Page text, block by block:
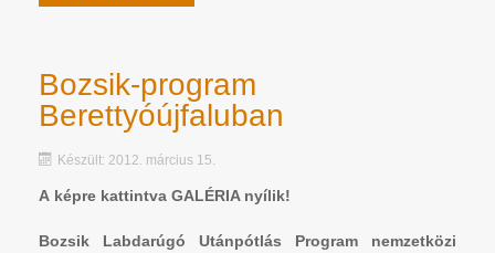
Bozsik-program
Berettyóújfaluban
Készült: 2012. március 15.
A képre kattintva GALÉRIA nyílik!
Bozsik Labdarúgó Utánpótlás Program nemzetközi